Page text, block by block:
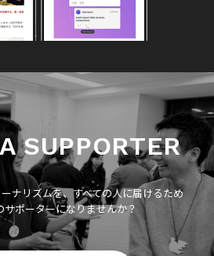
SUPPORTER
ナリズムを、すべての人に届けるため
ポーターになりませんか？